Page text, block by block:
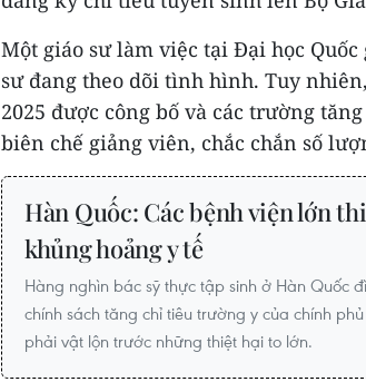
Một giáo sư làm việc tại Đại học
sư đang theo dõi tình hình. Tuy
2025 được công bố và các trường
biên chế giảng viên, chắc chắn số
Hàn Quốc: Các bệnh viện lớn
khủng hoảng y tế
Hàng nghìn bác sỹ thực tập sinh ở Hàn Quốc
chính sách tăng chỉ tiêu trường y của chính
phải vật lộn trước những thiệt hại to lớn.